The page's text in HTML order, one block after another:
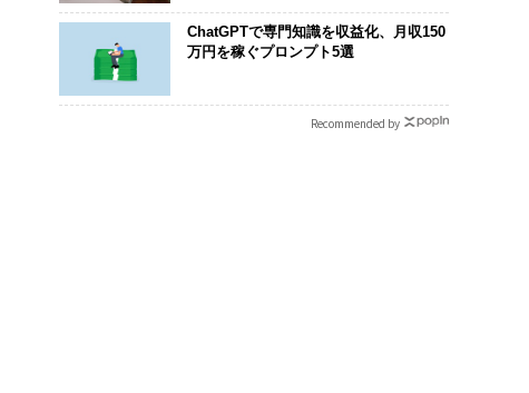
ChatGPTで専門知識を収益化、月収150
万円を稼ぐプロンプト5選
Recommended by